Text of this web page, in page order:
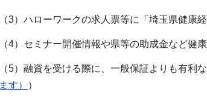
（3）ハローワークの求人票等に「埼玉県健康
（4）セミナー開催情報や県等の助成金など健
（5）融資を受ける際に、一般保証よりも有利
ます）
）